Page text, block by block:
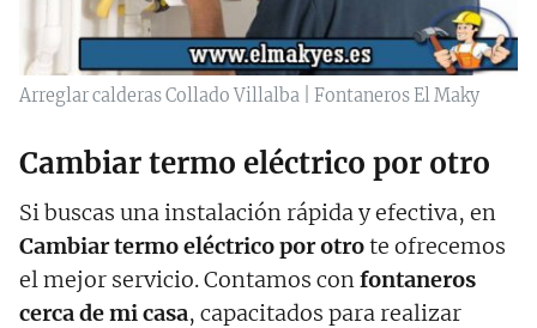
Arreglar calderas Collado Villalba | Fontaneros El Maky
Cambiar termo eléctrico por otro
Si buscas una instalación rápida y efectiva, en
Cambiar termo eléctrico por otrote ofrecemos
el mejor servicio. Contamos confontaneros
cerca de mi casa, capacitados para realizar